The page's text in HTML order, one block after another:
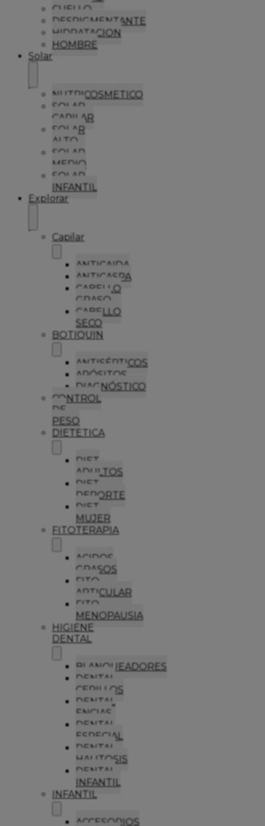
CUELLO
DESPIGMENTANTE
HIDRATACION
HOMBRE
Solar
NUTRICOSMETICO
SOLAR
CAPILAR
SOLAR
ALTO
SOLAR
MEDIO
SOLAR
INFANTIL
Explorar
Capilar
ANTICAIDA
ANTICASPA
CABELLO
GRASO
CABELLO
SECO
BOTIQUIN
ANTISÉPTICOS
APÓSITOS
DIAGNÓSTICO
CONTROL
DE
PESO
DIETETICA
DIET
ADULTOS
DIET
DEPORTE
DIET
MUJER
FITOTERAPIA
ACIDOS
GRASOS
FITO
ARTICULAR
FITO
MENOPAUSIA
HIGIENE
DENTAL
BLANQUEADORES
DENTAL
CEPILLOS
DENTAL
ENCIAS
DENTAL
ESPECIAL
DENTAL
HALITOSIS
DENTAL
INFANTIL
INFANTIL
ACCESORIOS